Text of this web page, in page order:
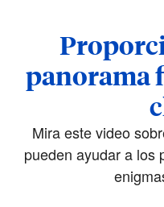
panorama
Mira este video
pueden ayudar a los